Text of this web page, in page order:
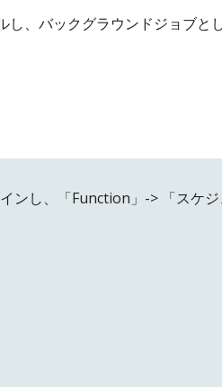
、バックグラウンドジョブと
ンし、「Function 」-> 「スケ